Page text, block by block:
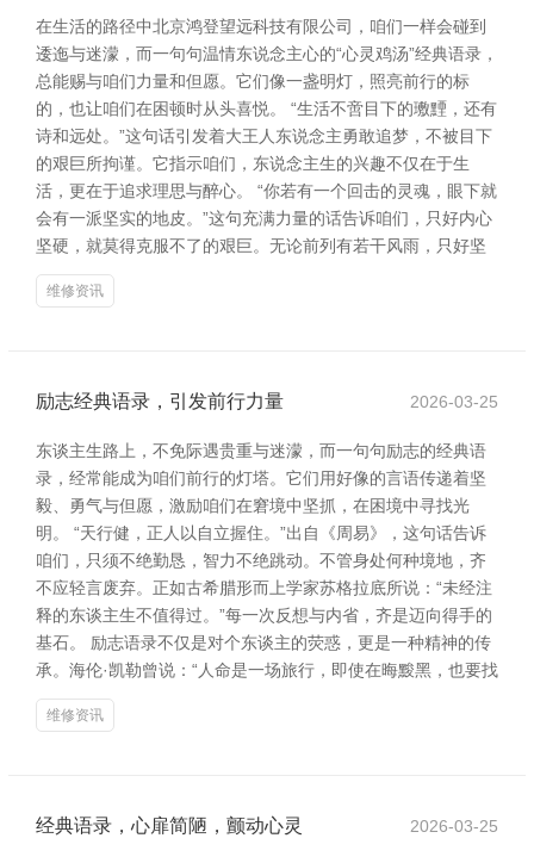
在生活的路径中北京鸿登望远科技有限公司，咱们一样会碰到
逶迤与迷濛，而一句句温情东说念主心的“心灵鸡汤”经典语录，
总能赐与咱们力量和但愿。它们像一盏明灯，照亮前行的标
的，也让咱们在困顿时从头喜悦。 “生活不啻目下的璷黫，还有
诗和远处。”这句话引发着大王人东说念主勇敢追梦，不被目下
的艰巨所拘谨。它指示咱们，东说念主生的兴趣不仅在于生
活，更在于追求理思与醉心。 “你若有一个回击的灵魂，眼下就
会有一派坚实的地皮。”这句充满力量的话告诉咱们，只好内心
坚硬，就莫得克服不了的艰巨。无论前列有若干风雨，只好坚
维修资讯
励志经典语录，引发前行力量 2026-03-25
东谈主生路上，不免际遇贵重与迷濛，而一句句励志的经典语
录，经常能成为咱们前行的灯塔。它们用好像的言语传递着坚
毅、勇气与但愿，激励咱们在窘境中坚抓，在困境中寻找光
明。 “天行健，正人以自立握住。”出自《周易》，这句话告诉
咱们，只须不绝勤恳，智力不绝跳动。不管身处何种境地，齐
不应轻言废弃。正如古希腊形而上学家苏格拉底所说：“未经注
释的东谈主生不值得过。”每一次反想与内省，齐是迈向得手的
基石。 励志语录不仅是对个东谈主的荧惑，更是一种精神的传
承。海伦·凯勒曾说：“人命是一场旅行，即使在晦黢黑，也要找
维修资讯
经典语录，心扉简陋，颤动心灵 2026-03-25